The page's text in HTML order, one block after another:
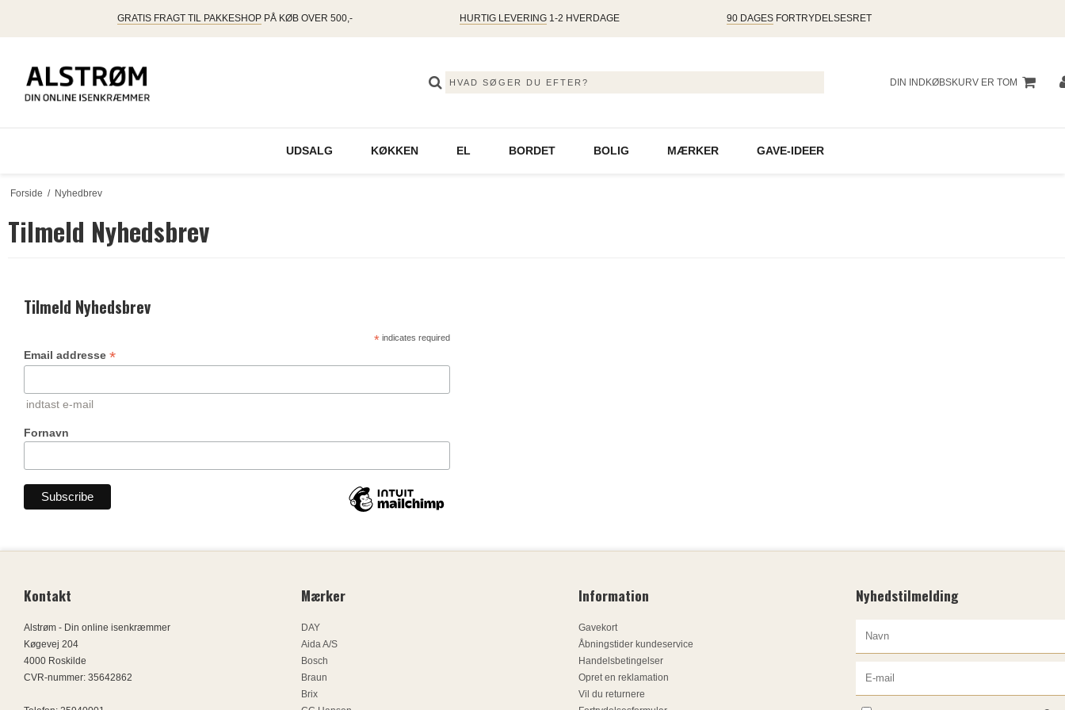
GRATIS FRAGT TIL PAKKESHOPPÅ KØB OVER 500,- HURTIG LEVERING1-2 HVERDAGE 90 DAGESFORTRYDELSESRET
DIN INDKØBSKURV ER TOM
UDSALG KØKKEN EL BORDET BOLIG MÆRKER GAVE-IDEER
Forside / Nyhedbrev
Tilmeld Nyhedsbrev
Tilmeld Nyhedsbrev
*indicates required
Email addresse *
indtast e-mail
Fornavn
Kontakt
Alstrøm - Din online isenkræmmer
Køgevej 204
4000 Roskilde
CVR-nummer: 35642862
Mærker
DAY
Aida A/S
Bosch
Braun
Brix
Information
Gavekort
Åbningstider kundeservice
Handelsbetingelser
Opret en reklamation
Vil du returnere
Nyhedstilmelding